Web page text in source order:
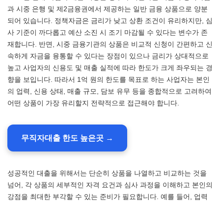
과 시중 은행 및 제2금융권에서 제공하는 일반 금융 상품으로 양분
되어 있습니다. 정책자금은 금리가 낮고 상환 조건이 유리하지만, 심
사 기준이 까다롭고 예산 소진 시 조기 마감될 수 있다는 변수가 존
재합니다. 반면, 시중 금융기관의 상품은 비교적 신청이 간편하고 신
속하게 자금을 융통할 수 있다는 장점이 있으나 금리가 상대적으로
높고 사업자의 신용도 및 매출 실적에 따라 한도가 크게 좌우되는 경
향을 보입니다. 따라서 1억 원의 한도를 목표로 하는 사업자는 본인
의 업력, 신용 상태, 매출 규모, 담보 유무 등을 종합적으로 고려하여
어떤 상품이 가장 유리할지 전략적으로 접근해야 합니다.
무직자대출 한도 높은곳 →
성공적인 대출을 위해서는 단순히 상품을 나열하고 비교하는 것을
넘어, 각 상품의 세부적인 자격 요건과 심사 과정을 이해하고 본인의
강점을 최대한 부각할 수 있는 준비가 필요합니다. 예를 들어, 업력